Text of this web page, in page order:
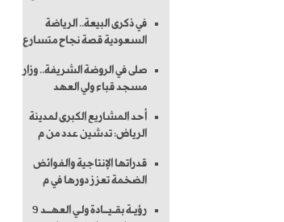
في ذكرى البيعة.. الرياضة
السعودية قصة نجاح متسارع
صلى في الروضة الشريفة.. وزار
مسجد قباء ولي العهد
أحد المشاريع الكبرى لمدينة
الرياض: تدشين عدد من م
قدراتها الإنتاجية والفوائض
الضخمة تعزز دورها في م
رؤيـة بقـيــادة ولـي العهــد 9